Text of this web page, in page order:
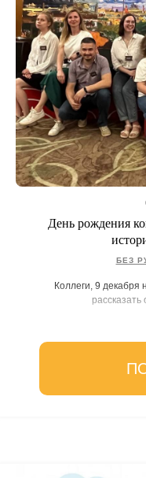
День рождения
БЕЗ
Коллеги, 9 декабря
рассказать